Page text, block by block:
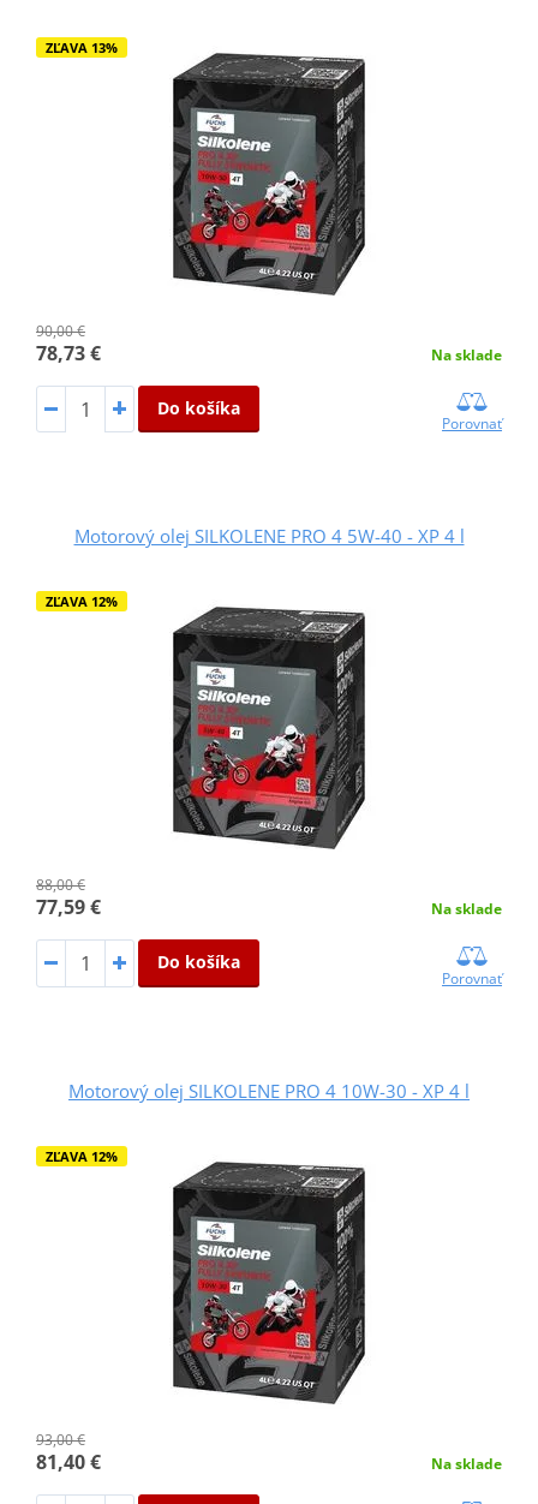
ZĽAVA 13%
90,00 €
78,73 € Na sklade
Do košíka
Porovnať
Motorový olej SILKOLENE PRO 4 5W-40 - XP 4 l
ZĽAVA 12%
88,00 €
77,59 € Na sklade
Do košíka
Porovnať
Motorový olej SILKOLENE PRO 4 10W-30 - XP 4 l
ZĽAVA 12%
93,00 €
81,40 € Na sklade